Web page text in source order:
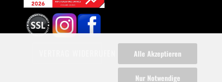
Alle Akzeptieren
Nur Notwendige